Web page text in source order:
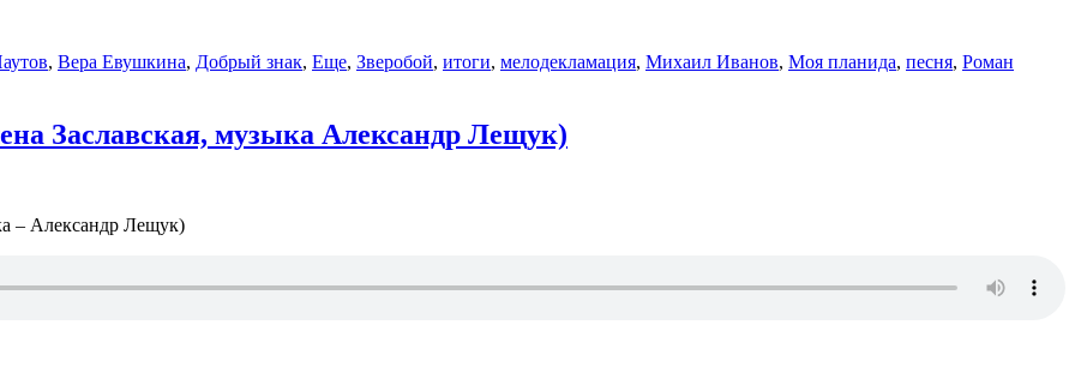
, Вера Евушкина, Добрый знак, Еще, Зверобой, итоги, мелодекламация, Михаил Иванов, Моя планида, песня, Роман
Заславская, музыка Александр Лещук)
– Александр Лещук)